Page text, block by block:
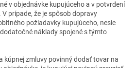
v objednávke kupujúceho a v potvrdení
prípade, že je spôsob dopravy
požiadavky kupujúceho, nesie
náklady spojené s týmto
kúpnej zmluvy povinný dodať tovar na